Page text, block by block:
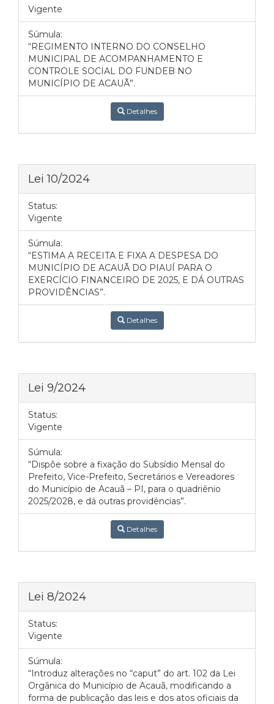
Vigente
Súmula:
“REGIMENTO INTERNO DO CONSELHO
MUNICIPAL DE ACOMPANHAMENTO E
CONTROLE SOCIAL DO FUNDEB NO
MUNICÍPIO DE ACAUÃ”.
Detalhes
Lei 10/2024
Status:
Vigente
Súmula:
“ESTIMA A RECEITA E FIXA A DESPESA DO
MUNICÍPIO DE ACAUÃ DO PIAUÍ PARA O
EXERCÍCIO FINANCEIRO DE 2025, E DÁ OUTRAS
PROVIDÊNCIAS”.
Detalhes
Lei 9/2024
Status:
Vigente
Súmula:
“Dispõe sobre a fixação do Subsídio Mensal do
Prefeito, Vice-Prefeito, Secretários e Vereadores
do Município de Acauã – PI, para o quadriênio
2025/2028, e dá outras providências”.
Detalhes
Lei 8/2024
Status:
Vigente
Súmula:
“Introduz alterações no “caput” do art. 102 da Lei
Orgânica do Município de Acauã, modificando a
forma de publicação das leis e dos atos oficiais da